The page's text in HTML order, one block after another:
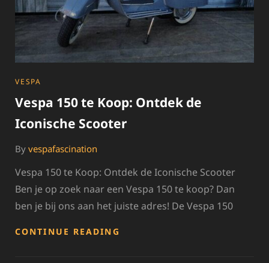
CATEGORIES
VESPA
Vespa 150 te Koop: Ontdek de
Iconische Scooter
By vespafascination
Vespa 150 te Koop: Ontdek de Iconische Scooter
Ben je op zoek naar een Vespa 150 te koop? Dan
ben je bij ons aan het juiste adres! De Vespa 150
CONTINUE READING